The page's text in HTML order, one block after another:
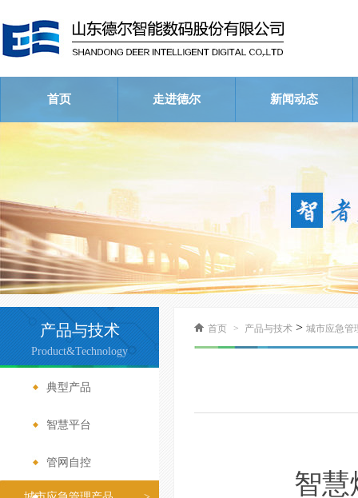
首页 走进德尔
公司简介
荣誉资质
企业文化
新闻动态
公司新闻
行业新闻
视频中心
产品与技术
Product&Technology
典型产品
智慧平台
管网自控
首页 > 产品与技术 > 城市应急管
智慧